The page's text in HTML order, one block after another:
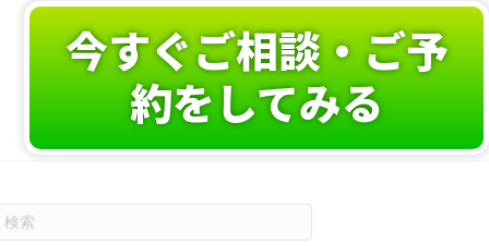
今すぐご相談・ご予
約をしてみる